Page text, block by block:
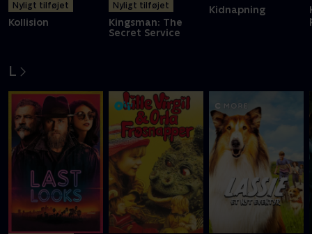
Nyligt tilføjet
Kollision
Nyligt tilføjet
Kingsman: The
Secret Service
Kidnapning
L